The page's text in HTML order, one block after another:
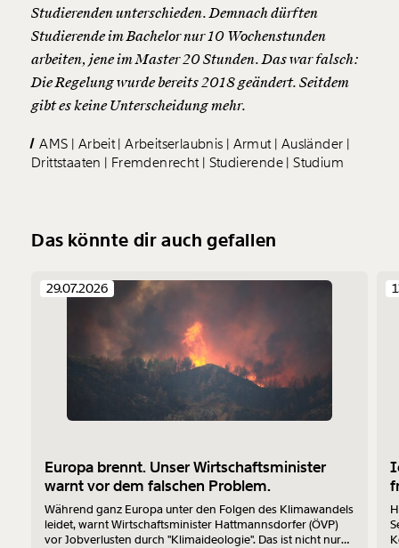
Studierenden unterschieden. Demnach dürften
Studierende im Bachelor nur 10 Wochenstunden
arbeiten, jene im Master 20 Stunden. Das war falsch:
Die Regelung wurde bereits 2018 geändert. Seitdem
gibt es keine Unterscheidung mehr.
AMS Arbeit Arbeitserlaubnis Armut Ausländer
Drittstaaten
Fremdenrecht Studierende Studium
Das könnte dir auch gefallen
29.07.2026
Europa brennt. Unser Wirtschaftsminister
warnt vor dem falschen Problem.
Während ganz Europa unter den Folgen des Klimawandels
leidet, warnt Wirtschaftsminister Hattmannsdorfer (ÖVP)
vor Jobverlusten durch "Klimaideologie". Das ist nicht nur